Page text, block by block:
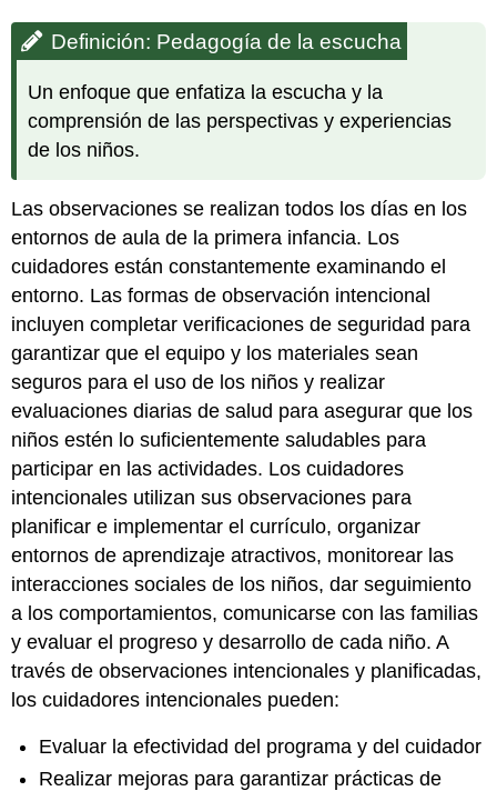
Definición: Pedagogía de la escucha
Un enfoque que enfatiza la escucha y la
comprensión de las perspectivas y experiencias
de los niños.
Las observaciones se realizan todos los días en los
entornos de aula de la primera infancia. Los
cuidadores están constantemente examinando el
entorno. Las formas de observación intencional
incluyen completar verificaciones de seguridad para
garantizar que el equipo y los materiales sean
seguros para el uso de los niños y realizar
evaluaciones diarias de salud para asegurar que los
niños estén lo suficientemente saludables para
participar en las actividades. Los cuidadores
intencionales utilizan sus observaciones para
planificar e implementar el currículo, organizar
entornos de aprendizaje atractivos, monitorear las
interacciones sociales de los niños, dar seguimiento
a los comportamientos, comunicarse con las familias
y evaluar el progreso y desarrollo de cada niño. A
través de observaciones intencionales y planificadas,
los cuidadores intencionales pueden:
Evaluar la efectividad del programa y del cuidador
Realizar mejoras para garantizar prácticas de